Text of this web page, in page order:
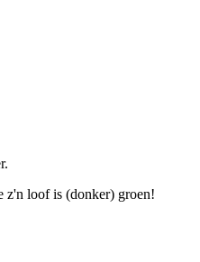
z'n loof is (donker) groen!